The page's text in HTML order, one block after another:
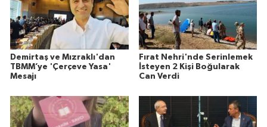
Demirtaş ve Mızraklı'dan
TBMM’ye 'Çerçeve Yasa'
Mesajı
Fırat Nehri'nde Serinlemek
İsteyen 2 Kişi Boğularak
Can Verdi